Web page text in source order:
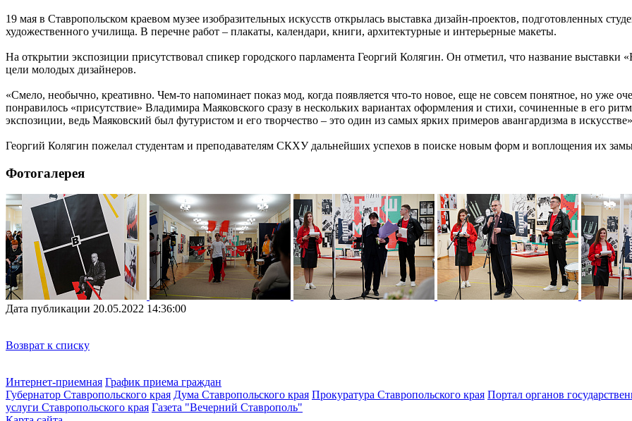
19 мая в Ставропольском краевом музее изобразительных искусств открылась выставка дизайн-проектов, подготовленных
художественного училища. В перечне работ – плакаты, календари, книги, архитектурные и интерьерные макеты.
На открытии экспозиции присутствовал спикер городского парламента Георгий Колягин. Он отметил, что название
цели молодых дизайнеров.
«Смело, необычно, креативно. Чем-то напоминает показ мод, когда появляется что-то новое, еще не совсем понятное, но уже
понравилось «присутствие» Владимира Маяковского сразу в нескольких вариантах оформления и стихи, сочиненные в его
экспозиции, ведь Маяковский был футуристом и его творчество – это один из самых ярких примеров авангардизма в
Георгий Колягин пожелал студентам и преподавателям СКХУ дальнейших успехов в поиске новым форм и воплощения их
Фотогалерея
Дата публикации 20.05.2022 14:36:00
Возврат к списку
Интернет-приемная График приема граждан
Губернатор Ставропольского края Дума Ставропольского края Прокуратура Ставропольского края Портал органов
услуги Ставропольского края Газета "Вечерний Ставрополь"